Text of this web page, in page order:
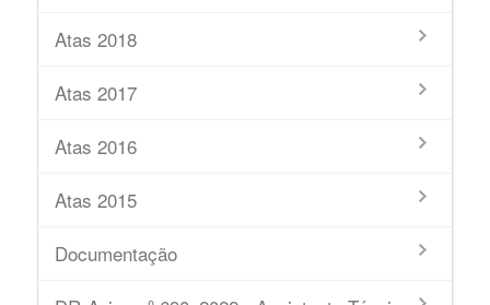
Atas 2018
Atas 2017
Atas 2016
Atas 2015
Documentação